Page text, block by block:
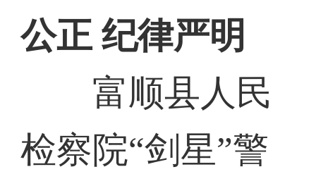
公正 纪律严明
富顺县人民
检察院“剑星”警